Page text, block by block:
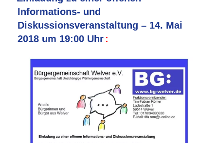
BG
und
CDU
Informations- und
Diskussionsveranstaltung – 14. Mai
2018 um 19:00 Uhr